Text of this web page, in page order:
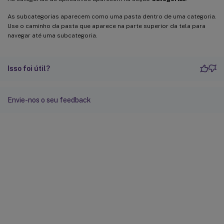
As subcategorias aparecem como uma pasta dentro de uma categoria.
Use o caminho da pasta que aparece na parte superior da tela para
navegar até uma subcategoria.
Isso foi útil?
Envie-nos o seu feedback